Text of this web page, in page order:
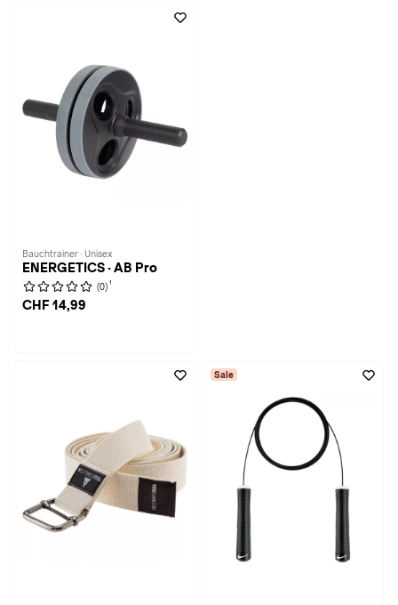
Bauchtrainer · Unisex
ENERGETICS · AB Pro
(0) 1
CHF 14,99
Sale